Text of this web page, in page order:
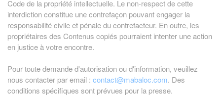
Code de la propriété intellectuelle. Le non-respect de cette
interdiction constitue une contrefaçon pouvant engager la
responsabilité civile et pénale du contrefacteur. En outre, les
propriétaires des Contenus copiés pourraient intenter une action
en justice à votre encontre.
Pour toute demande d'autorisation ou d'information, veuillez
nous contacter par email : contact@mabaloc.com. Des
conditions spécifiques sont prévues pour la presse.